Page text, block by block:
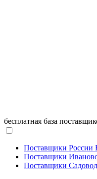
бесплатная база
Поставщики России
Поставщики
Поставщики